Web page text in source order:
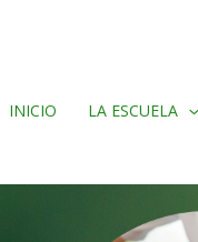
INICIO LA ESCUELA